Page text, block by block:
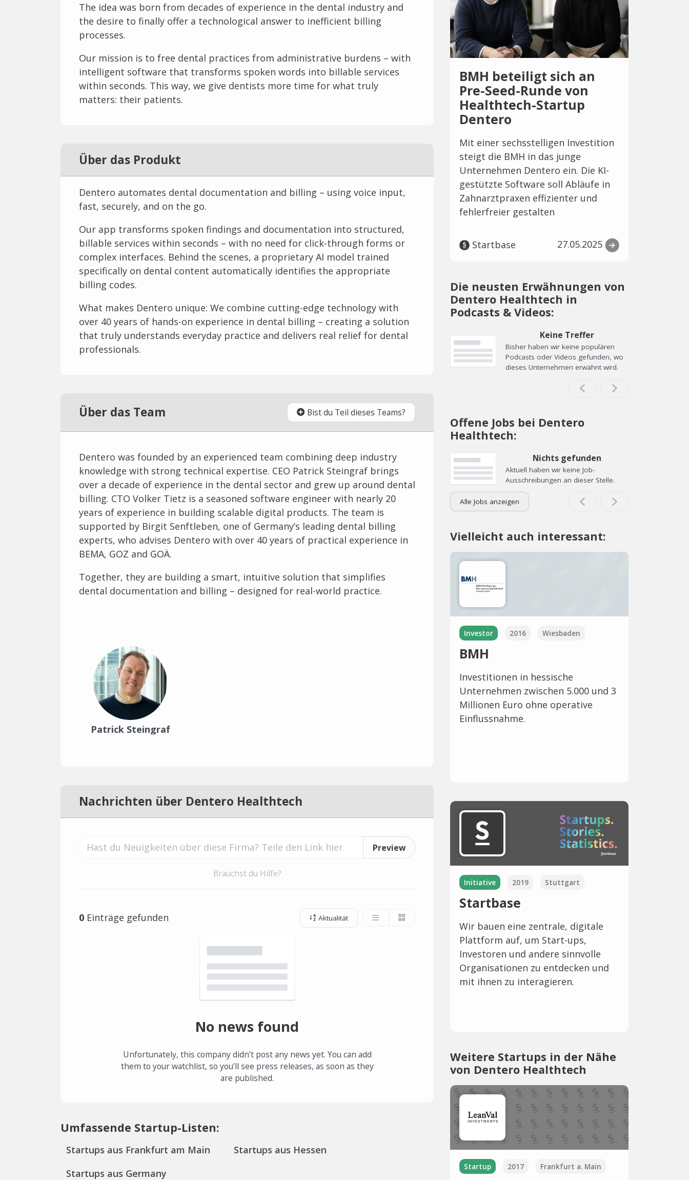
The idea was born from decades of experience in the dental industry and
the desire to finally offer a technological answer to inefficient billing
processes.
Our mission is to free dental practices from administrative burdens – with
intelligent software that transforms spoken words into billable services
within seconds. This way, we give dentists more time for what truly
matters: their patients.
Über das Produkt
Dentero automates dental documentation and billing – using voice input,
fast, securely, and on the go.
Our app transforms spoken findings and documentation into structured,
billable services within seconds – with no need for click-through forms or
complex interfaces. Behind the scenes, a proprietary AI model trained
specifically on dental content automatically identifies the appropriate
billing codes.
What makes Dentero unique: We combine cutting-edge technology with
over 40 years of hands-on experience in dental billing – creating a solution
that truly understands everyday practice and delivers real relief for dental
professionals.
Über das Team Bist du Teil dieses Teams?
Dentero was founded by an experienced team combining deep industry
knowledge with strong technical expertise. CEO Patrick Steingraf brings
over a decade of experience in the dental sector and grew up around dental
billing. CTO Volker Tietz is a seasoned software engineer with nearly 20
years of experience in building scalable digital products. The team is
supported by Birgit Senftleben, one of Germany’s leading dental billing
experts, who advises Dentero with over 40 years of practical experience in
BEMA, GOZ and GOÄ.
Together, they are building a smart, intuitive solution that simplifies
dental documentation and billing – designed for real-world practice.
Patrick Steingraf
Nachrichten über Dentero Healthtech
Preview
Brauchst du Hilfe?
0 Einträge gefunden Aktualität
No news found
Unfortunately, this company didn’t post any news yet. You can add
them to your watchlist, so you’ll see press releases, as soon as they
are published.
Umfassende Startup-Listen:
Startups aus Frankfurt am Main
Startups aus Hessen
Startups aus Germany
BMH beteiligt sich an
Pre-Seed-Runde von
Healthtech-Startup
Dentero
Mit einer sechsstelligen Investition
steigt die BMH in das junge
Unternehmen Dentero ein. Die KI-
gestützte Software soll Abläufe in
Zahnarztpraxen effizienter und
fehlerfreier gestalten
Startbase 27.05.2025
Die neusten Erwähnungen von
Dentero Healthtech in
Podcasts & Videos:
Keine Treffer
Bisher haben wir keine populären
Podcasts oder Videos gefunden, wo
dieses Unternehmen erwähnt wird.
Offene Jobs bei Dentero
Healthtech:
Nichts gefunden
Aktuell haben wir keine Job-
Ausschreibungen an dieser Stelle.
Alle Jobs anzeigen
Vielleicht auch interessant:
Investor 2016 Wiesbaden
BMH
Investitionen in hessische
Unternehmen zwischen 5.000 und 3
Millionen Euro ohne operative
Einflussnahme.
Initiative 2019 Stuttgart
Startbase
Wir bauen eine zentrale, digitale
Plattform auf, um Start-ups,
Investoren und andere sinnvolle
Organisationen zu entdecken und
mit ihnen zu interagieren.
Weitere Startups in der Nähe
von Dentero Healthtech
Startup 2017 Frankfurt a. Main